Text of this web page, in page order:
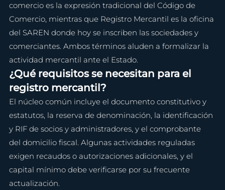
comercio es la expresión tradicional del Código de
Comercio, mientras que Registro Mercantil es la oficina
del SAREN donde hoy se inscriben las sociedades y
comerciantes. Ambos términos aluden a formalizar la
actividad mercantil ante el Estado.
¿Qué requisitos se necesitan para el
registro mercantil?
El núcleo común incluye el documento constitutivo y
estatutos, la reserva de denominación, la identificación
y RIF de socios y administradores, y el comprobante
del domicilio fiscal. Algunas actividades reguladas
exigen recaudos o autorizaciones adicionales, y el
capital mínimo debe verificarse por su frecuente
actualización.